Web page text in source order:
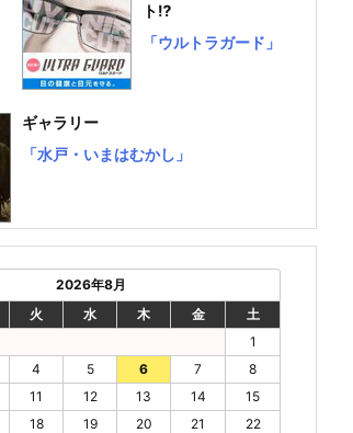
ト⁉
「ウルトラガード」
ギャラリー
「水戸・いまはむかし」
2026年8月
火 水 木 金
土
1
4 5 6 7
8
11 12 13 14
15
18 19 20 21
22